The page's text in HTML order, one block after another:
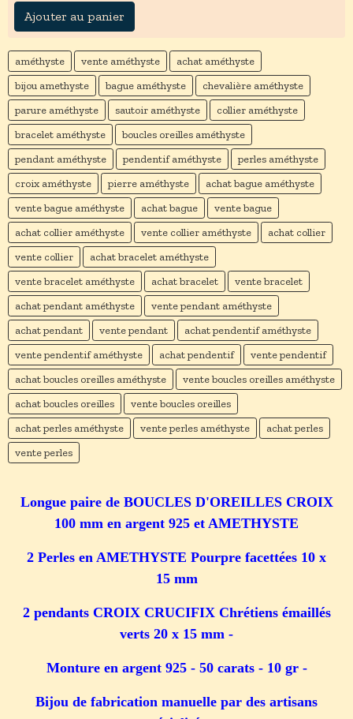
Ajouter au panier
améthyste vente améthyste
achat améthyste
bijou amethyste
bague améthyste
chevalière améthyste
parure améthyste
sautoir améthyste
collier améthyste
bracelet améthyste
boucles oreilles améthyste
pendant améthyste
pendentif améthyste
perles améthyste
croix améthyste
pierre améthyste
achat bague améthyste
vente bague améthyste
achat bague
vente bague
achat collier améthyste
vente collier améthyste
achat collier
vente collier
achat bracelet améthyste
vente bracelet améthyste
achat bracelet
vente bracelet
achat pendant améthyste
vente pendant améthyste
achat pendant
vente pendant
achat pendentif améthyste
vente pendentif améthyste
achat pendentif
vente pendentif
achat boucles oreilles améthyste
vente boucles oreilles améthyste
achat boucles oreilles
vente boucles oreilles
achat perles améthyste
vente perles améthyste
achat perles
vente perles
Longue paire de BOUCLES D'OREILLES CROIX
100 mm en argent 925 et AMETHYSTE
2 Perles en AMETHYSTE Pourpre facettées 10 x
15 mm
2 pendants CROIX CRUCIFIX Chrétiens émaillés
verts 20 x 15 mm -
Monture en argent 925 - 50 carats - 10 gr -
Bijou de fabrication manuelle par des artisans